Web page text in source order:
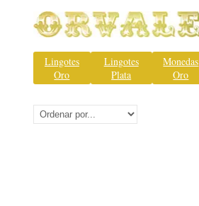
Lingotes
Oro
Lingotes
Plata
Monedas
Oro